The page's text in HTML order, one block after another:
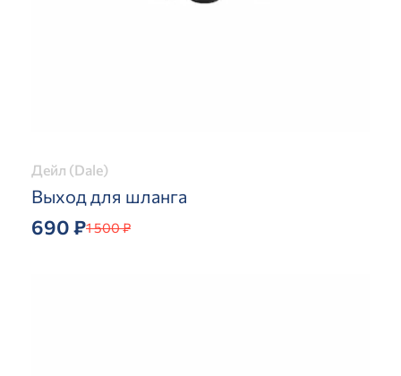
Дейл (Dale)
Выход для шланга
690 ₽1 500 ₽